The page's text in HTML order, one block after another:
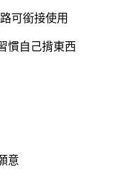
可銜接使用
慣自己揹東西
意